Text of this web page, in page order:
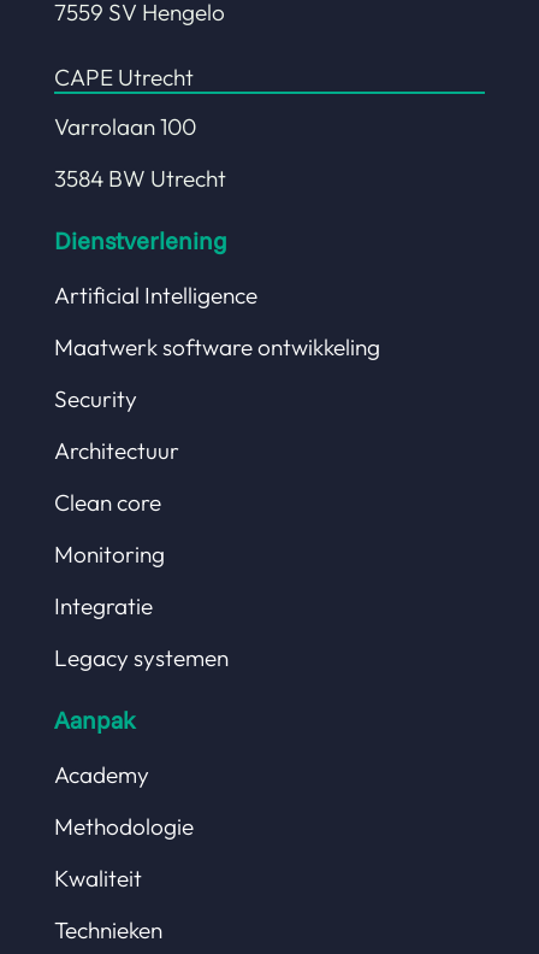
7559 SV Hengelo
CAPE Utrecht
Varrolaan 100
3584 BW Utrecht
Dienstverlening
Artificial Intelligence
Maatwerk software ontwikkeling
Security
Architectuur
Clean core
Monitoring
Integratie
Legacy systemen
Aanpak
Academy
Methodologie
Kwaliteit
Technieken